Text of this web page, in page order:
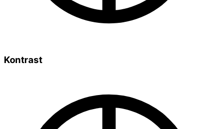
Kontrast